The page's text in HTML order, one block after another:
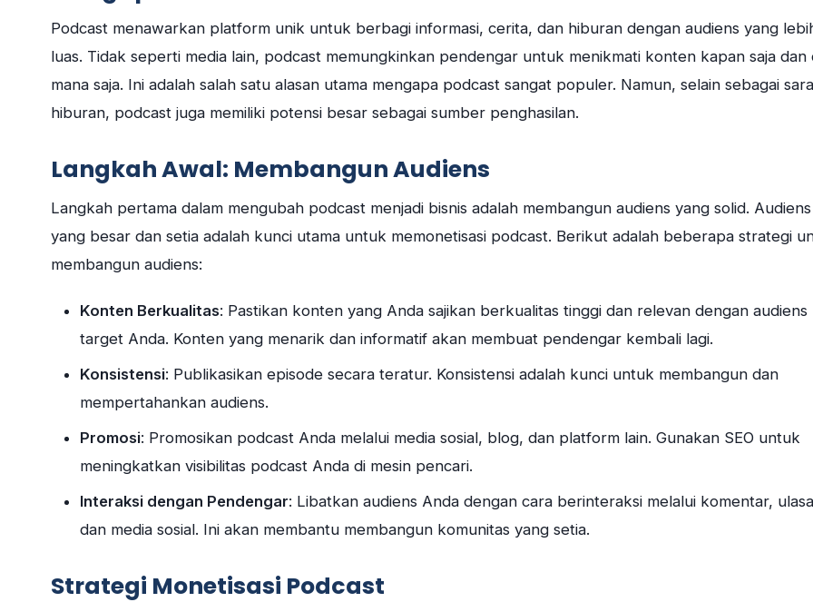
Podcast menawarkan platform unik untuk berbagi informasi, cerita, dan hiburan dengan audiens yang
luas. Tidak seperti media lain, podcast memungkinkan pendengar untuk menikmati konten kapan saja dan
mana saja. Ini adalah salah satu alasan utama mengapa podcast sangat populer. Namun, selain sebagai
hiburan, podcast juga memiliki potensi besar sebagai sumber penghasilan.
Langkah Awal: Membangun Audiens
Langkah pertama dalam mengubah podcast menjadi bisnis adalah membangun audiens yang solid. Audiens
yang besar dan setia adalah kunci utama untuk memonetisasi podcast. Berikut adalah beberapa strategi
membangun audiens:
Konten Berkualitas: Pastikan konten yang Anda sajikan berkualitas tinggi dan relevan dengan audiens
target Anda. Konten yang menarik dan informatif akan membuat pendengar kembali lagi.
Konsistensi: Publikasikan episode secara teratur. Konsistensi adalah kunci untuk membangun dan
mempertahankan audiens.
Promosi: Promosikan podcast Anda melalui media sosial, blog, dan platform lain. Gunakan SEO untuk
meningkatkan visibilitas podcast Anda di mesin pencari.
Interaksi dengan Pendengar: Libatkan audiens Anda dengan cara berinteraksi melalui komentar,
dan media sosial. Ini akan membantu membangun komunitas yang setia.
Strategi Monetisasi Podcast